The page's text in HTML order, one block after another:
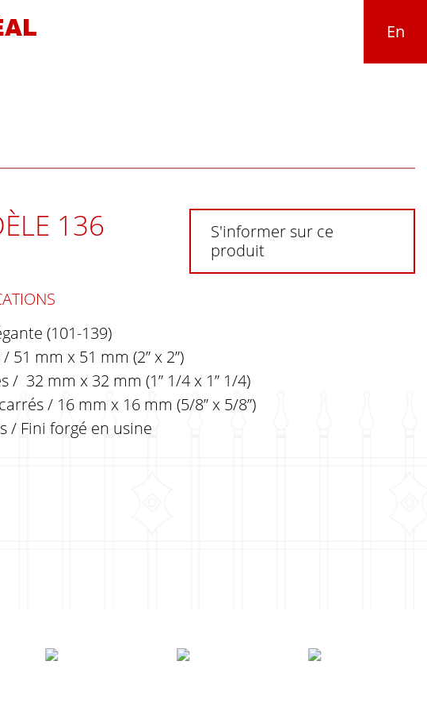
En
136
S'informer sur ce
produit
(101-139)
51 mm x 51 mm (2” x 2”)
/ 32 mm x 32 mm (1” 1/4 x 1” 1/4)
/ 16 mm x 16 mm (5/8” x 5/8”)
/ Fini forgé en usine